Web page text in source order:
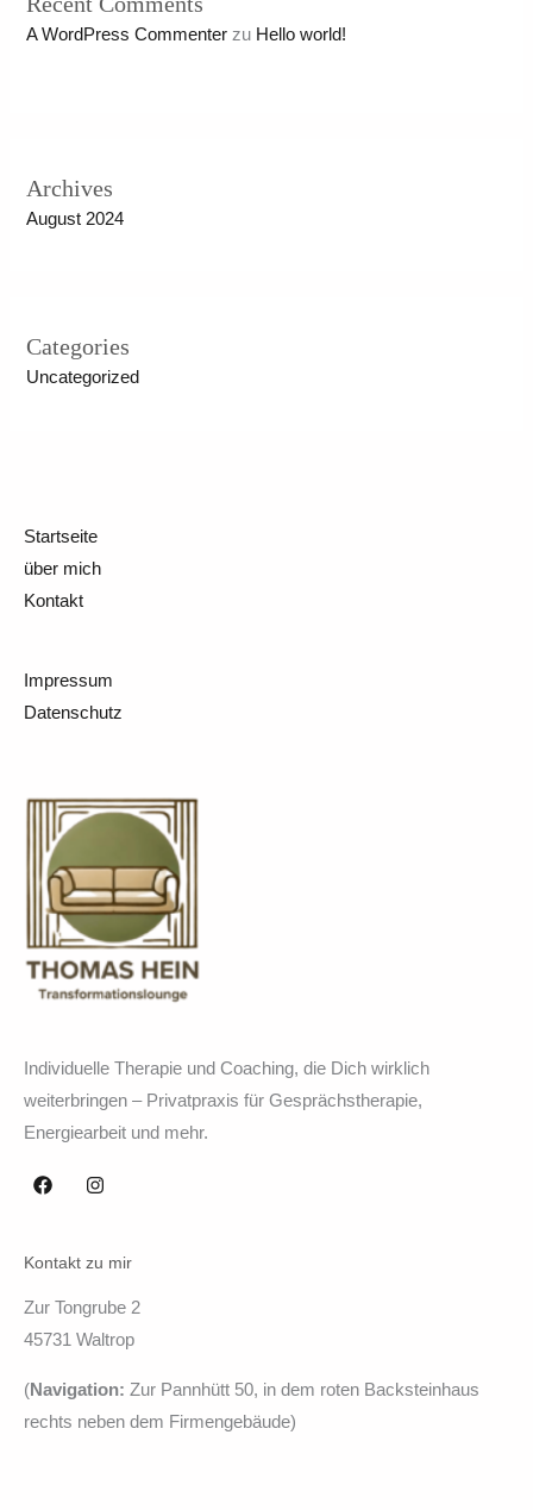
A WordPress Commenter zu Hello world!
Archives
August 2024
Categories
Uncategorized
Startseite
über mich
Kontakt
Impressum
Datenschutz
Individuelle Therapie und Coaching, die Dich wirklich
weiterbringen – Privatpraxis für Gesprächstherapie,
Energiearbeit und mehr.
Kontakt zu mir
Zur Tongrube 2
45731 Waltrop
(Navigation: Zur Pannhütt 50, in dem roten Backsteinhaus
rechts neben dem Firmengebäude)